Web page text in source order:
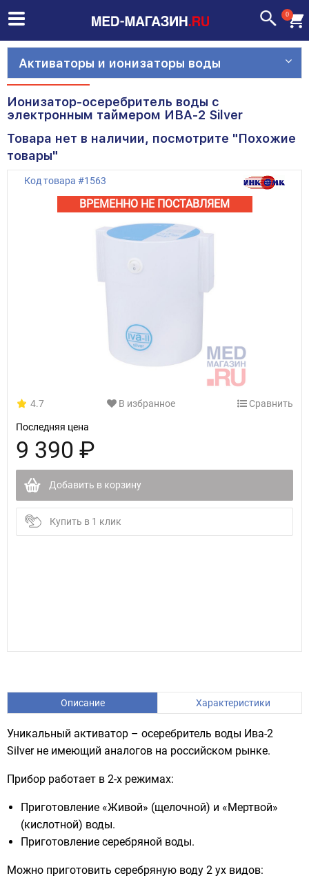
0
Активаторы и ионизаторы воды
Ионизатор-осеребритель воды с
электронным таймером ИВА-2 Silver
Товара нет в наличии, посмотрите "Похожие
товары"
Код товара #1563
ВРЕМЕННО НЕ ПОСТАВЛЯЕМ
4.7 В избранное Сравнить
Последняя цена
9 390 ₽
Добавить в корзину
Купить в 1 клик
Описание Характеристики
Уникальный активатор – осеребритель воды Ива-2
Silver не имеющий аналогов на российском рынке.
Прибор работает в 2-х режимах:
Приготовление «Живой» (щелочной) и «Мертвой»
(кислотной) воды.
Приготовление серебряной воды.
Можно приготовить серебряную воду 2 ух видов: